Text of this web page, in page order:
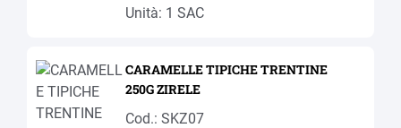
Unità: 1 SAC
CARAMELLE TIPICHE TRENTINE
250G ZIRELE
Cod.: SKZ07